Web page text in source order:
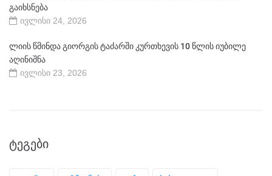
გაიხსნება
ივლისი 24, 2026
ლიის წმინდა გიორგის ტაძარში კურთხევის 10 წლის იუბილე
აღინიშნა
ივლისი 23, 2026
ᲢᲔᲒᲔᲑᲘ